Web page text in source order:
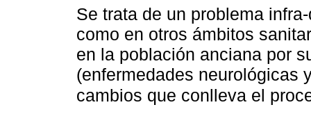
Se trata de un problema
como en otros ámbitos
en la población anciana por
(enfermedades neurológicas
cambios que conlleva el